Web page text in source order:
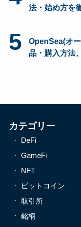
法・始め方を
5
OpenSea(オ
品・購入方法
カテゴリー
DeFi
GameFi
NFT
ビットコイン
取引所
銘柄